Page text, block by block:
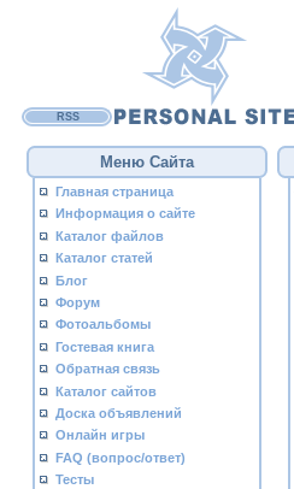
RSS
Меню Сайта
Главная страница
Информация о сайте
Каталог файлов
Каталог статей
Блог
Форум
Фотоальбомы
Гостевая книга
Обратная связь
Каталог сайтов
Доска объявлений
Онлайн игры
FAQ (вопрос/ответ)
Тесты